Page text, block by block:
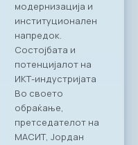
членките на
комората имаа
единствена
можност одблиску
да се запознаат со
капацитетите и
професионалност
а на Ragusa Group –
лидер во областа
на организација на